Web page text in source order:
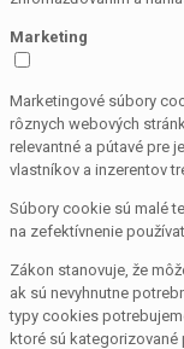
Marketing
Marketingové súbory
rôznych webových
relevantné a pútavé pre
vlastníkov a inzerentov
Súbory cookie sú malé
na zefektívnenie
Zákon stanovuje, že
ak sú nevyhnutne
typy cookies
ktoré sú